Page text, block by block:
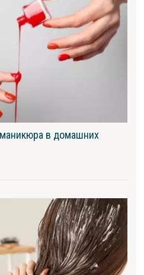
в домашних